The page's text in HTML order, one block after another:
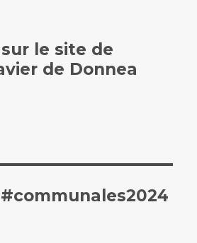
le site de
de Donnea
#communales2024